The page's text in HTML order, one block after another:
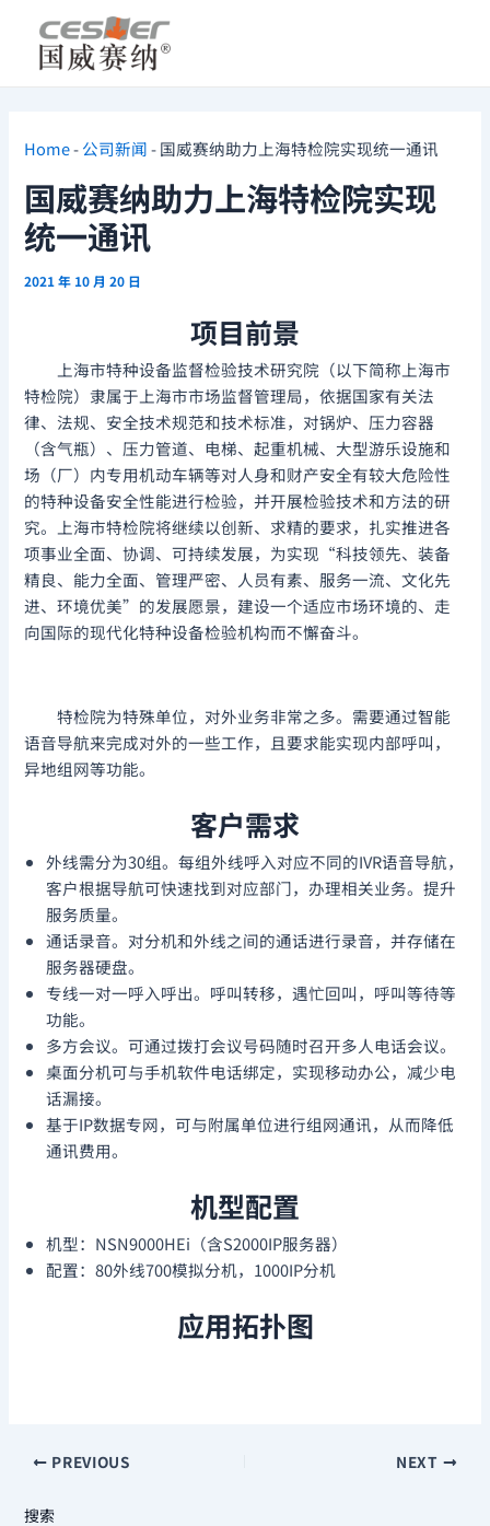
Home-公司新闻-国威赛纳助力上海特检院实现统一通讯
国威赛纳助力上海特检院实现
统一通讯
2021 年 10 月 20 日
项目前景
上海市特种设备监督检验技术研究院（以下简称上海市
特检院）隶属于上海市市场监督管理局，依据国家有关法
律、法规、安全技术规范和技术标准，对锅炉、压力容器
（含气瓶）、压力管道、电梯、起重机械、大型游乐设施和
场（厂）内专用机动车辆等对人身和财产安全有较大危险性
的特种设备安全性能进行检验，并开展检验技术和方法的研
究。上海市特检院将继续以创新、求精的要求，扎实推进各
项事业全面、协调、可持续发展，为实现“科技领先、装备
精良、能力全面、管理严密、人员有素、服务一流、文化先
进、环境优美”的发展愿景，建设一个适应市场环境的、走
向国际的现代化特种设备检验机构而不懈奋斗。
特检院为特殊单位，对外业务非常之多。需要通过智能
语音导航来完成对外的一些工作，且要求能实现内部呼叫，
异地组网等功能。
客户需求
外线需分为30组。每组外线呼入对应不同的IVR语音导航，
客户根据导航可快速找到对应部门，办理相关业务。提升
服务质量。
通话录音。对分机和外线之间的通话进行录音，并存储在
服务器硬盘。
专线一对一呼入呼出。呼叫转移，遇忙回叫，呼叫等待等
功能。
多方会议。可通过拨打会议号码随时召开多人电话会议。
桌面分机可与手机软件电话绑定，实现移动办公，减少电
话漏接。
基于IP数据专网，可与附属单位进行组网通讯，从而降低
通讯费用。
机型配置
机型：NSN9000HEi（含S2000IP服务器）
配置：80外线700模拟分机，1000IP分机
应用拓扑图
navigation
PREVIOUS NEXT
搜索